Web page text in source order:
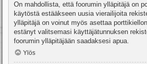
On mahdollista, että foorumin ylläpitäjä on
käytöstä estääkseen uusia vierailijoita
ylläpitäjä on voinut myös asettaa
estänyt valitsemasi käyttäjätunnuksen
foorumin ylläpitäjään saadaksesi apua.
Ylös